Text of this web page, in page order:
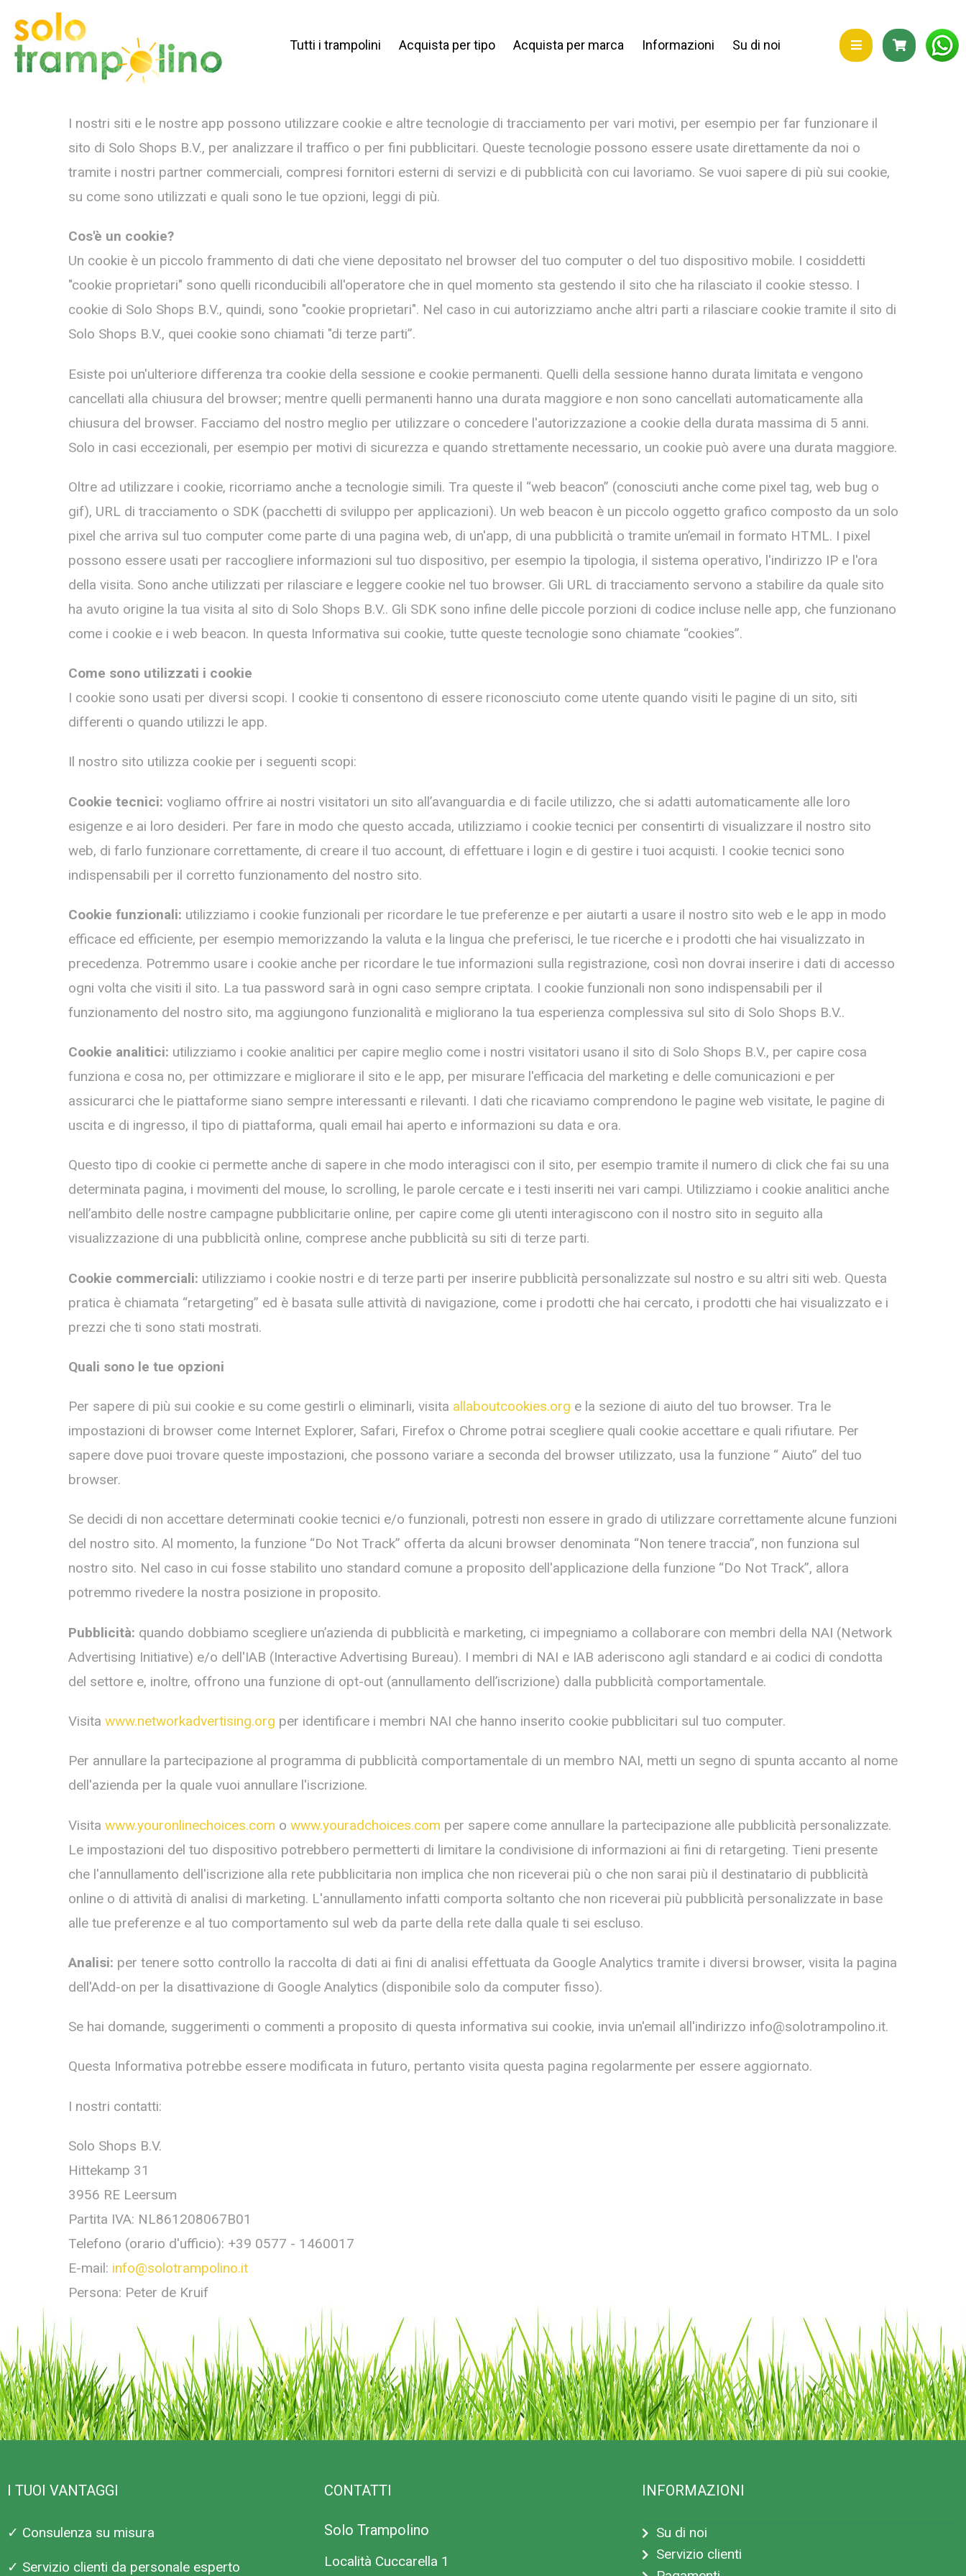
Tutti i trampolini Acquista per tipo Acquista per marca Informazioni Su di noi
I nostri siti e le nostre app possono utilizzare cookie e altre tecnologie di tracciamento per vari motivi, per esempio per far funzionare il
sito di Solo Shops B.V., per analizzare il traffico o per fini pubblicitari. Queste tecnologie possono essere usate direttamente da noi o
tramite i nostri partner commerciali, compresi fornitori esterni di servizi e di pubblicità con cui lavoriamo. Se vuoi sapere di più sui cookie,
su come sono utilizzati e quali sono le tue opzioni, leggi di più.
Cos'è un cookie?
Un cookie è un piccolo frammento di dati che viene depositato nel browser del tuo computer o del tuo dispositivo mobile. I cosiddetti
"cookie proprietari" sono quelli riconducibili all'operatore che in quel momento sta gestendo il sito che ha rilasciato il cookie stesso. I
cookie di Solo Shops B.V., quindi, sono "cookie proprietari". Nel caso in cui autorizziamo anche altri parti a rilasciare cookie tramite il sito di
Solo Shops B.V., quei cookie sono chiamati "di terze parti”.
Esiste poi un'ulteriore differenza tra cookie della sessione e cookie permanenti. Quelli della sessione hanno durata limitata e vengono
cancellati alla chiusura del browser; mentre quelli permanenti hanno una durata maggiore e non sono cancellati automaticamente alla
chiusura del browser. Facciamo del nostro meglio per utilizzare o concedere l'autorizzazione a cookie della durata massima di 5 anni.
Solo in casi eccezionali, per esempio per motivi di sicurezza e quando strettamente necessario, un cookie può avere una durata maggiore.
Oltre ad utilizzare i cookie, ricorriamo anche a tecnologie simili. Tra queste il “web beacon” (conosciuti anche come pixel tag, web bug o
gif), URL di tracciamento o SDK (pacchetti di sviluppo per applicazioni). Un web beacon è un piccolo oggetto grafico composto da un solo
pixel che arriva sul tuo computer come parte di una pagina web, di un'app, di una pubblicità o tramite un’email in formato HTML. I pixel
possono essere usati per raccogliere informazioni sul tuo dispositivo, per esempio la tipologia, il sistema operativo, l'indirizzo IP e l'ora
della visita. Sono anche utilizzati per rilasciare e leggere cookie nel tuo browser. Gli URL di tracciamento servono a stabilire da quale sito
ha avuto origine la tua visita al sito di Solo Shops B.V.. Gli SDK sono infine delle piccole porzioni di codice incluse nelle app, che funzionano
come i cookie e i web beacon. In questa Informativa sui cookie, tutte queste tecnologie sono chiamate “cookies”.
Come sono utilizzati i cookie
I cookie sono usati per diversi scopi. I cookie ti consentono di essere riconosciuto come utente quando visiti le pagine di un sito, siti
differenti o quando utilizzi le app.
Il nostro sito utilizza cookie per i seguenti scopi:
Cookie tecnici: vogliamo offrire ai nostri visitatori un sito all’avanguardia e di facile utilizzo, che si adatti automaticamente alle loro
esigenze e ai loro desideri. Per fare in modo che questo accada, utilizziamo i cookie tecnici per consentirti di visualizzare il nostro sito
web, di farlo funzionare correttamente, di creare il tuo account, di effettuare i login e di gestire i tuoi acquisti. I cookie tecnici sono
indispensabili per il corretto funzionamento del nostro sito.
Cookie funzionali: utilizziamo i cookie funzionali per ricordare le tue preferenze e per aiutarti a usare il nostro sito web e le app in modo
efficace ed efficiente, per esempio memorizzando la valuta e la lingua che preferisci, le tue ricerche e i prodotti che hai visualizzato in
precedenza. Potremmo usare i cookie anche per ricordare le tue informazioni sulla registrazione, così non dovrai inserire i dati di accesso
ogni volta che visiti il sito. La tua password sarà in ogni caso sempre criptata. I cookie funzionali non sono indispensabili per il
funzionamento del nostro sito, ma aggiungono funzionalità e migliorano la tua esperienza complessiva sul sito di Solo Shops B.V..
Cookie analitici: utilizziamo i cookie analitici per capire meglio come i nostri visitatori usano il sito di Solo Shops B.V., per capire cosa
funziona e cosa no, per ottimizzare e migliorare il sito e le app, per misurare l'efficacia del marketing e delle comunicazioni e per
assicurarci che le piattaforme siano sempre interessanti e rilevanti. I dati che ricaviamo comprendono le pagine web visitate, le pagine di
uscita e di ingresso, il tipo di piattaforma, quali email hai aperto e informazioni su data e ora.
Questo tipo di cookie ci permette anche di sapere in che modo interagisci con il sito, per esempio tramite il numero di click che fai su una
determinata pagina, i movimenti del mouse, lo scrolling, le parole cercate e i testi inseriti nei vari campi. Utilizziamo i cookie analitici anche
nell’ambito delle nostre campagne pubblicitarie online, per capire come gli utenti interagiscono con il nostro sito in seguito alla
visualizzazione di una pubblicità online, comprese anche pubblicità su siti di terze parti.
Cookie commerciali: utilizziamo i cookie nostri e di terze parti per inserire pubblicità personalizzate sul nostro e su altri siti web. Questa
pratica è chiamata “retargeting” ed è basata sulle attività di navigazione, come i prodotti che hai cercato, i prodotti che hai visualizzato e i
prezzi che ti sono stati mostrati.
Quali sono le tue opzioni
Per sapere di più sui cookie e su come gestirli o eliminarli, visita allaboutcookies.org e la sezione di aiuto del tuo browser. Tra le
impostazioni di browser come Internet Explorer, Safari, Firefox o Chrome potrai scegliere quali cookie accettare e quali rifiutare. Per
sapere dove puoi trovare queste impostazioni, che possono variare a seconda del browser utilizzato, usa la funzione “ Aiuto” del tuo
browser.
Se decidi di non accettare determinati cookie tecnici e/o funzionali, potresti non essere in grado di utilizzare correttamente alcune funzioni
del nostro sito. Al momento, la funzione “Do Not Track” offerta da alcuni browser denominata “Non tenere traccia”, non funziona sul
nostro sito. Nel caso in cui fosse stabilito uno standard comune a proposito dell'applicazione della funzione “Do Not Track”, allora
potremmo rivedere la nostra posizione in proposito.
Pubblicità: quando dobbiamo scegliere un’azienda di pubblicità e marketing, ci impegniamo a collaborare con membri della NAI (Network
Advertising Initiative) e/o dell'IAB (Interactive Advertising Bureau). I membri di NAI e IAB aderiscono agli standard e ai codici di condotta
del settore e, inoltre, offrono una funzione di opt-out (annullamento dell’iscrizione) dalla pubblicità comportamentale.
Visita www.networkadvertising.org per identificare i membri NAI che hanno inserito cookie pubblicitari sul tuo computer.
Per annullare la partecipazione al programma di pubblicità comportamentale di un membro NAI, metti un segno di spunta accanto al nome
dell'azienda per la quale vuoi annullare l'iscrizione.
Visita www.youronlinechoices.com o www.youradchoices.com per sapere come annullare la partecipazione alle pubblicità personalizzate.
Le impostazioni del tuo dispositivo potrebbero permetterti di limitare la condivisione di informazioni ai fini di retargeting. Tieni presente
che l'annullamento dell'iscrizione alla rete pubblicitaria non implica che non riceverai più o che non sarai più il destinatario di pubblicità
online o di attività di analisi di marketing. L'annullamento infatti comporta soltanto che non riceverai più pubblicità personalizzate in base
alle tue preferenze e al tuo comportamento sul web da parte della rete dalla quale ti sei escluso.
Analisi: per tenere sotto controllo la raccolta di dati ai fini di analisi effettuata da Google Analytics tramite i diversi browser, visita la pagina
dell'Add-on per la disattivazione di Google Analytics (disponibile solo da computer fisso).
Se hai domande, suggerimenti o commenti a proposito di questa informativa sui cookie, invia un'email all'indirizzo info@solotrampolino.it.
Questa Informativa potrebbe essere modificata in futuro, pertanto visita questa pagina regolarmente per essere aggiornato.
I nostri contatti:
Solo Shops B.V.
Hittekamp 31
3956 RE Leersum
Partita IVA: NL861208067B01
Telefono (orario d'ufficio): +39 0577 - 1460017
E-mail: info@solotrampolino.it
Persona: Peter de Kruif
I TUOI VANTAGGI
✓ Consulenza su misura
✓ Servizio clienti da personale esperto
CONTATTI
Solo Trampolino
Località Cuccarella 1
INFORMAZIONI
Su di noi
Servizio clienti